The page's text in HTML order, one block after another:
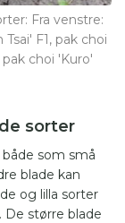
Fra venstre:
F1, pak choi
choi 'Kuro'
sorter
som små
blade kan
og lilla sorter
De større blade